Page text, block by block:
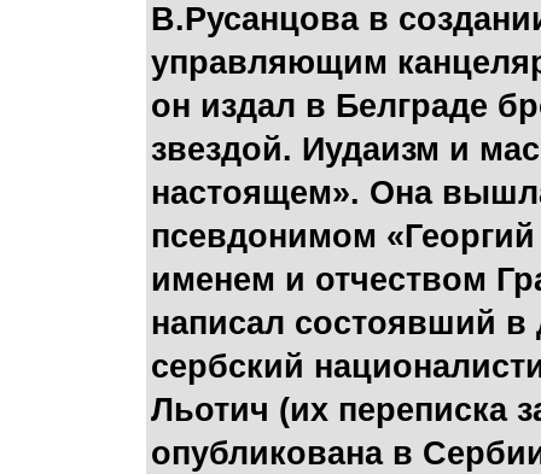
В.Русанцова в
управляющим
он издал в Белграде
звездой. Иудаизм и
настоящем». Она
псевдонимом
именем и отчеством
написал состоявший
сербский
Льотич (их переписка
опубликована в